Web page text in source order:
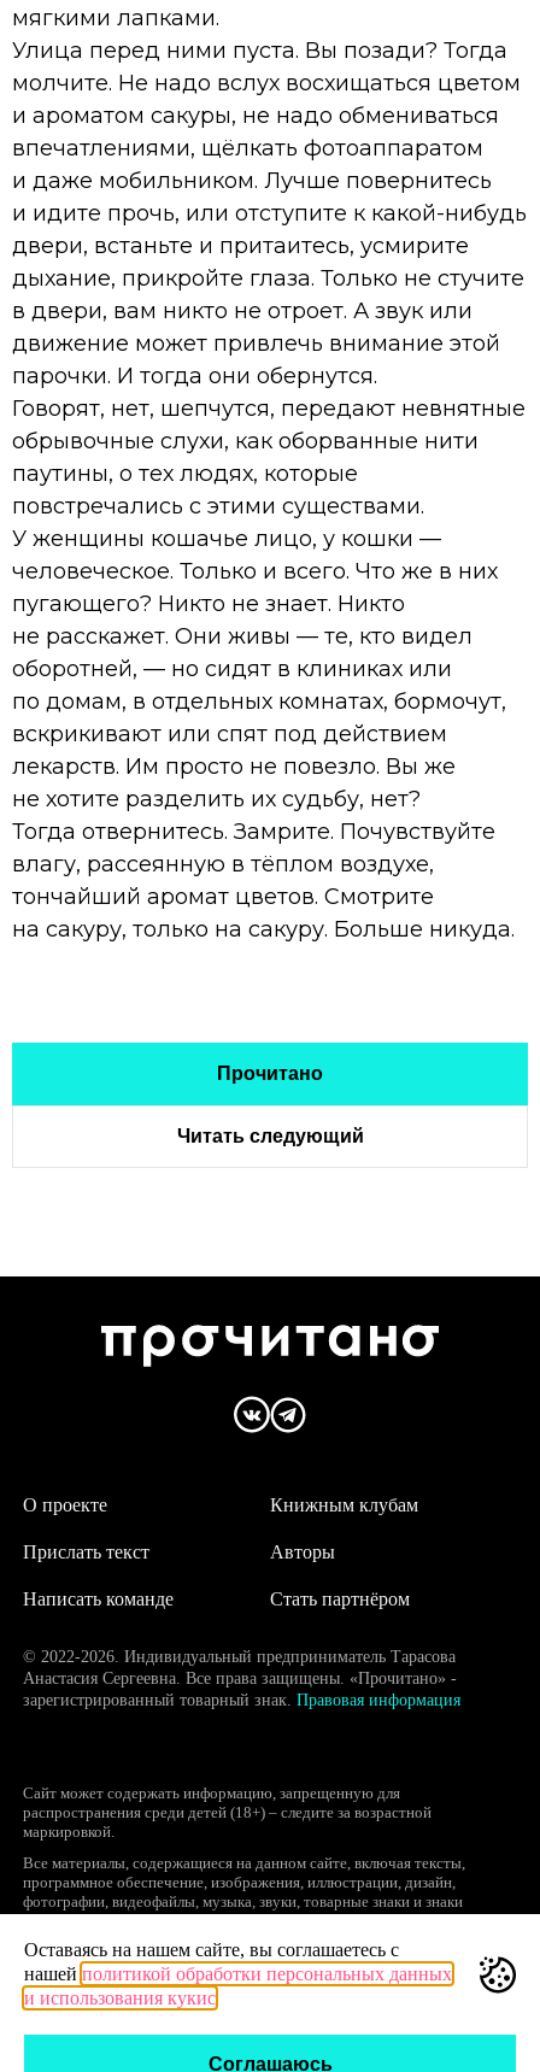
мягкими лапками.
Улица перед ними пуста. Вы позади? Тогда
молчите. Не надо вслух восхищаться цветом
и ароматом сакуры, не надо обмениваться
впечатлениями, щёлкать фотоаппаратом
и даже мобильником. Лучше повернитесь
и идите прочь, или отступите к какой-нибудь
двери, встаньте и притаитесь, усмирите
дыхание, прикройте глаза. Только не стучите
в двери, вам никто не отроет. А звук или
движение может привлечь внимание этой
парочки. И тогда они обернутся.
Говорят, нет, шепчутся, передают невнятные
обрывочные слухи, как оборванные нити
паутины, о тех людях, которые
повстречались с этими существами.
У женщины кошачье лицо, у кошки —
человеческое. Только и всего. Что же в них
пугающего? Никто не знает. Никто
не расскажет. Они живы — те, кто видел
оборотней, — но сидят в клиниках или
по домам, в отдельных комнатах, бормочут,
вскрикивают или спят под действием
лекарств. Им просто не повезло. Вы же
не хотите разделить их судьбу, нет?
Тогда отвернитесь. Замрите. Почувствуйте
влагу, рассеянную в тёплом воздухе,
тончайший аромат цветов. Смотрите
на сакуру, только на сакуру. Больше никуда.
Прочитано
Читать следующий
О проекте
Написать команде
Авторы
Прислать текст
Книжным клубам
Стать партнёром
© 2022-2026. Индивидуальный предприниматель Тарасова
Анастасия Сергеевна. Все права защищены. «Прочитано» -
зарегистрированный товарный знак. Правовая информация
Сайт может содержать информацию, запрещенную для
распространения среди детей (18+) – следите за возрастной
маркировкой.
Все материалы, содержащиеся на данном сайте, включая тексты,
программное обеспечение, изображения, иллюстрации, дизайн,
фотографии, видеофайлы, музыка, звуки, товарные знаки и знаки
объектами интеллектуальной собственности, исключительные права на
использование которых принадлежат правообладателям.
Запрещается полное или частичное копирование и распространение (в
том числе, путем воспроизведения и размещения на других сайтах и
Оставаясь на нашем сайте, вы соглашаетесь с
нашей политикой обработки персональных данных
и использования кукис
Соглашаюсь